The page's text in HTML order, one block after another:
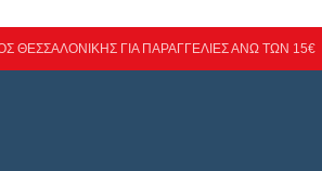
ΘΕΣΣΑΛΟΝΙΚΗΣ ΓΙΑ ΠΑΡΑΓΓΕΛΙΕΣ ΑΝΩ ΤΩΝ 15€